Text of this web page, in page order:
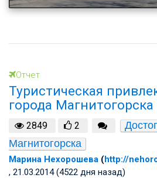
Отчет
Туристическая
города Магнитогорска
2849 2
Магнитогорска
Марина Нехорошева (http://
, 21.03.2014 (4522 дня назад)